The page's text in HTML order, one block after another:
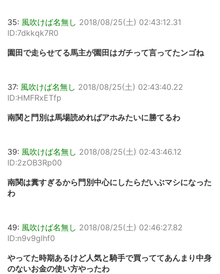
35: 風吹けば名無し 2018/08/25(土) 02:43:12.31
ID:7dkkqk7R0
園田で走らせてる馬主が園田はガチって言ってたンゴね
37: 風吹けば名無し 2018/08/25(土) 02:43:40.22
ID:HMFRxETfp
南関と門別は馬場読めればアホみたいに勝てるわ
39: 風吹けば名無し 2018/08/25(土) 02:43:46.12
ID:2zOB3Rp00
南関は糞すぎるから門別中心にしたらだいぶマシになった
わ
49: 風吹けば名無し 2018/08/25(土) 02:46:27.82
ID:n9v9glhf0
やってた時期あるけど人気と騎手で買っててあんまり中身
のないお金の使い方やったわ